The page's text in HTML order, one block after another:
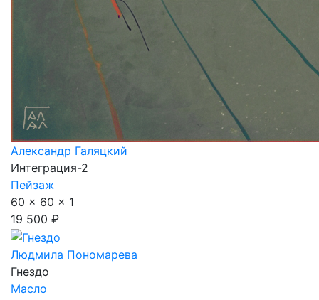
Александр Галяцкий
Интеграция-2
Пейзаж
60 x 60 x 1
19 500 ₽
Людмила Пономарева
Гнездо
Масло